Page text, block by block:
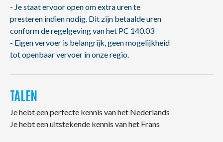
- Je staat ervoor open om extra uren te
presteren indien nodig. Dit zijn betaalde uren
conform de regelgeving van het PC 140.03
- Eigen vervoer is belangrijk, geen mogelijkheid
tot openbaar vervoer in onze regio.
TALEN
Je hebt een perfecte kennis van het Nederlands
Je hebt een uitstekende kennis van het Frans